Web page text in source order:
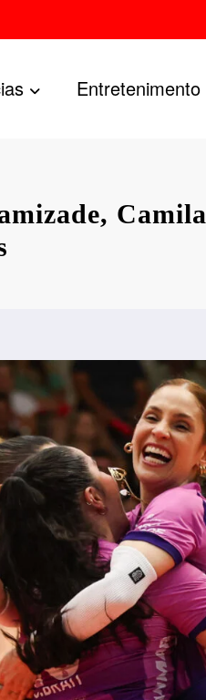
Entretenimento
Camila